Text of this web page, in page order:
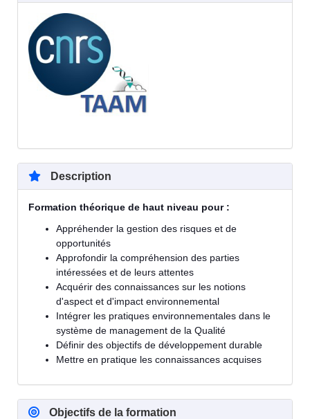
Description
Formation théorique de haut niveau pour :
Appréhender la gestion des risques et de
opportunités
Approfondir la compréhension des parties
intéressées et de leurs attentes
Acquérir des connaissances sur les notions
d'aspect et d'impact environnemental
Intégrer les pratiques environnementales dans le
système de management de la Qualité
Définir des objectifs de développement durable
Mettre en pratique les connaissances acquises
Objectifs de la formation